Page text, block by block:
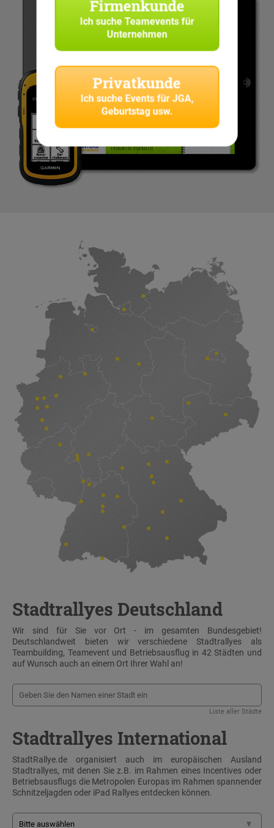
Stadtrallyes Deutschland
Wir sind für Sie vor Ort - im gesamten Bundesgebiet!
Deutschlandweit bieten wir verschiedene Stadtrallyes als
Teambuilding, Teamevent und Betriebsausflug in 42 Städten und
auf Wunsch auch an einem Ort Ihrer Wahl an!
Liste aller Städte
Stadtrallyes International
StadtRallye.de organisiert auch im europäischen Ausland
Stadtrallyes, mit denen Sie z.B. im Rahmen eines Incentives oder
Betriebsausflugs die Metropolen Europas im Rahmen spannender
Schnitzeljagden oder iPad Rallyes entdecken können.
Firmenkunde
Ich sucheTeamevents für
Unternehmen
Privatkunde
Ich suche Events für JGA,
Geburtstag usw.